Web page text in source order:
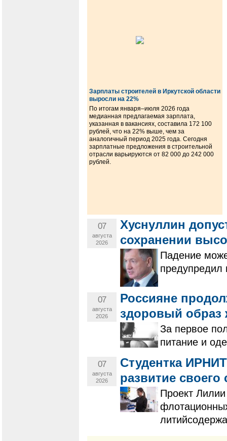
Зарплаты строителей в Иркутской области
выросли на 22%
По итогам января–июля 2026 года
медианная предлагаемая зарплата,
указанная в вакансиях, составила 172 100
рублей, что на 22% выше, чем за
аналогичный период 2025 года. Сегодня
зарплатные предложения в строительной
отрасли варьируются от 82 000 до 242 000
рублей.
07
августа
2026
Хуснуллин
сохранении
Падение
предупредил
07
августа
2026
Россияне
здоровый образ
За первое
питание и
07
августа
2026
Студентка
развитие своего
Проект